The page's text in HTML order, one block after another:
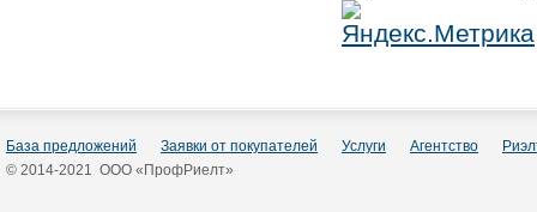
База предложений Заявки от покупателей Услуги Агентство
© 2014-2021 ООО «ПрофРиелт»